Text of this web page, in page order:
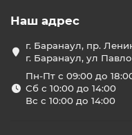
Наш адрес
г. Баранаул, пр.
г. Баранаул, ул
Пн-Пт с 09:00 до
Сб с 10:00 до 14:00
Вс с 10:00 до 14:00